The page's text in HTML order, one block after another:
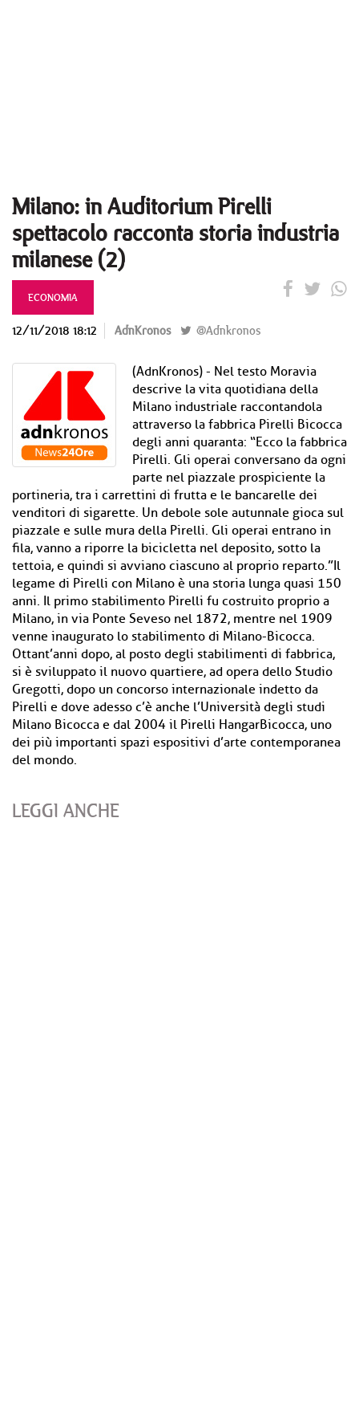
Milano: in Auditorium Pirelli
spettacolo racconta storia industria
milanese (2)
ECONOMIA
12/11/2018 18:12 AdnKronos @Adnkronos
(AdnKronos) - Nel testo Moravia
descrive la vita quotidiana della
Milano industriale raccontandola
attraverso la fabbrica Pirelli Bicocca
degli anni quaranta: “Ecco la fabbrica
Pirelli. Gli operai conversano da ogni
parte nel piazzale prospiciente la
portineria, tra i carrettini di frutta e le bancarelle dei
venditori di sigarette. Un debole sole autunnale gioca sul
piazzale e sulle mura della Pirelli. Gli operai entrano in
fila, vanno a riporre la bicicletta nel deposito, sotto la
tettoia, e quindi si avviano ciascuno al proprio reparto.”Il
legame di Pirelli con Milano è una storia lunga quasi 150
anni. Il primo stabilimento Pirelli fu costruito proprio a
Milano, in via Ponte Seveso nel 1872, mentre nel 1909
venne inaugurato lo stabilimento di Milano-Bicocca.
Ottant’anni dopo, al posto degli stabilimenti di fabbrica,
si è sviluppato il nuovo quartiere, ad opera dello Studio
Gregotti, dopo un concorso internazionale indetto da
Pirelli e dove adesso c’è anche l’Università degli studi
Milano Bicocca e dal 2004 il Pirelli HangarBicocca, uno
dei più importanti spazi espositivi d’arte contemporanea
del mondo.
LEGGI ANCHE